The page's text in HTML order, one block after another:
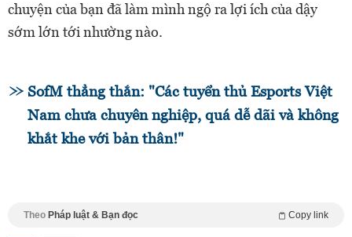
chuyện của bạn đã làm mình ngộ ra lợi ích của dậy
sớm lớn tới nhường nào.
SofM thẳng thắn: "Các tuyển thủ Esports Việt
Nam chưa chuyên nghiệp, quá dễ dãi và không
khắt khe với bản thân!"
Theo Pháp luật & Bạn đọc Copy link